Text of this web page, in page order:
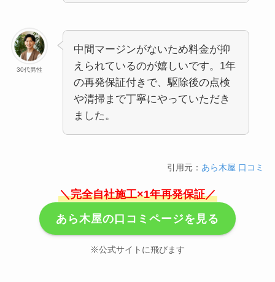
30代男性
中間マージンがないため料金が抑
えられているのが嬉しいです。1年
の再発保証付きで、駆除後の点検
や清掃まで丁寧にやっていただき
ました。
引用元：あら木屋 口コミ
＼完全自社施工×1年再発保証／
あら木屋の口コミページを見る
※公式サイトに飛びます